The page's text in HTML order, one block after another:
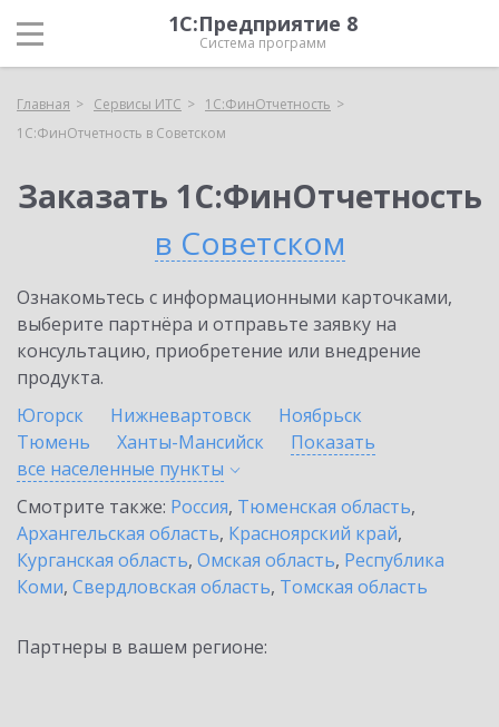
1С:Предприятие 8
Система программ
Главная Сервисы ИТС
1С:ФинОтчетность
1С:ФинОтчетность в Советском
Заказать 1С:ФинОтчетность
в Советском
Ознакомьтесь с информационными карточками,
выберите партнёра и отправьте заявку на
консультацию, приобретение или внедрение
продукта.
Югорск
Нижневартовск
Ноябрьск
Тюмень
Ханты-Мансийск
Показать
все населенные пункты
Смотрите также: Россия, Тюменская область,
Архангельская область, Красноярский край,
Курганская область, Омская область, Республика
Коми, Свердловская область, Томская область
Партнеры в вашем регионе: